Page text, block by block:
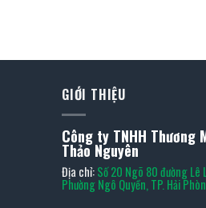
GIỚI THIỆU
Công ty TNHH Thương
Thảo Nguyên
Địa chỉ:Số 20 Ngõ 80 đường Lê
Phường Ngô Quyền, TP. Hải